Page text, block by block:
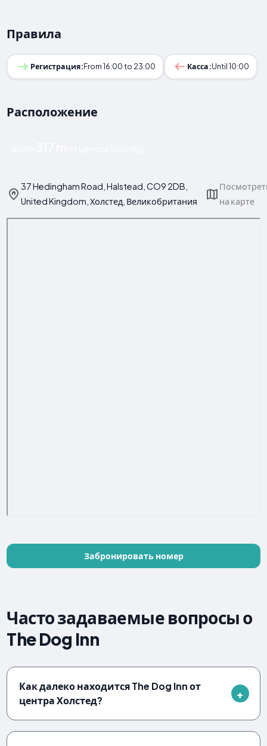
Правила
Регистрация:From 16:00 to 23:00 Касса:Until 10:00
Расположение
37 Hedingham Road, Halstead, CO9 2DB,
United Kingdom, Холстед, Великобритания
на карте
Забронировать номер
Часто задаваемые вопросы о
The Dog Inn
Как далеко находится The Dog Inn от
центра Холстед?